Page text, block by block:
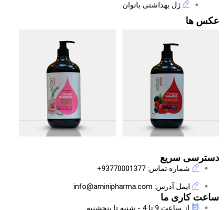
ژل بهداشتی بانوان
عکس ها
دسترسی سریع
شماره تماس: 93770001377+
ایمل آدرس: info@aminipharma.com
ساعت کاری ما
از ساعت 9 تا 4 - شنبه تا پنجشنبه